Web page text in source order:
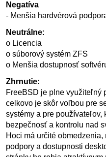
Negatíva
- Menšia hardvérová
Neutrálne:
o Licencia
o súborový systém ZFS
o Menšia dostupnosť
Zhrnutie:
FreeBSD je plne využiteľný
celkovo je skôr voľbou pre
systémy a pre používateľov,
bezpečnosť a kontrolu nad
Hoci má určité
podpory a dostupnosti